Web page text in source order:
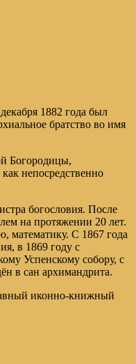
1882 года был
братство во имя
Богородицы,
непосредственно
богословия. После
на протяжении 20 лет.
математику. С 1867 года
в 1869 году с
Успенскому собору, с
в сан архимандрита.
иконно-книжный